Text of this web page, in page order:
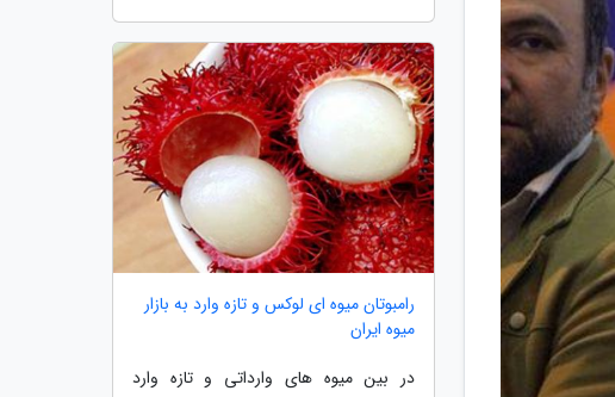
رامبوتان میوه ای لوکس و تازه وارد به بازار
میوه ایران
در بین میوه های وارداتی و تازه وارد